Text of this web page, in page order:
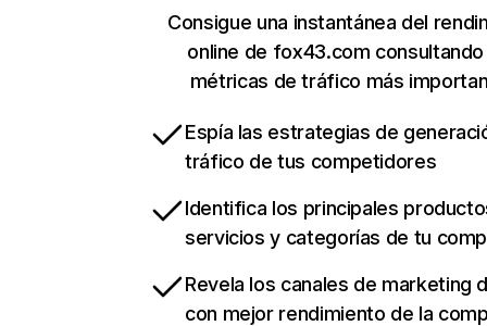
Consigue una instantánea del
online de fox43.com
métricas de tráfico más
Espía las estrategias de
tráfico de tus competidores
Identifica los principales
servicios y categorías de tu
Revela los canales de marketing
con mejor rendimiento de la